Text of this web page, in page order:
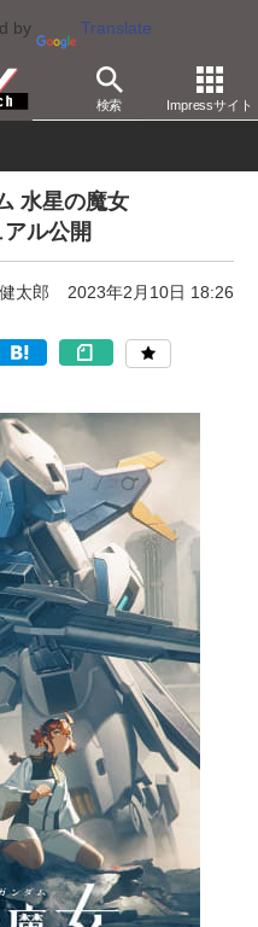
by Translate
検索 Impressサイト
放送 その他
水星の魔女
ル公開
太郎 2023年2月10日 18:26